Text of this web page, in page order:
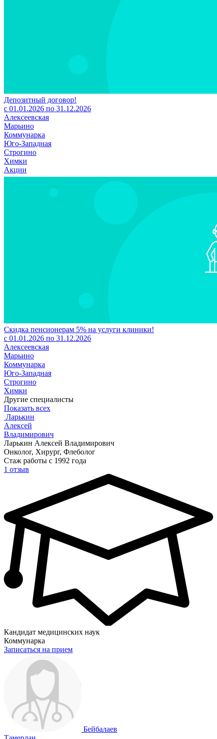
Депозитный договор!
с 01.01.2026 по 31.12.2026
Алексеевская
Марьино
Коммунарка
Юго-Западная
Строгино
Химки
Акции
Скидка пенсионерам 5% на услуги клиники!
с 01.01.2026 по 31.12.2026
Алексеевская
Марьино
Коммунарка
Юго-Западная
Строгино
Химки
Другие специалисты
Показать всех
Ларькин
Алексей
Владимирович
Ларькин Алексей Владимирович
Онколог, Хирург, Флеболог
Стаж работы с 1992 года
1 отзыв
Кандидат медицинских наук
Коммунарка
Записаться на прием
Бейбалаев